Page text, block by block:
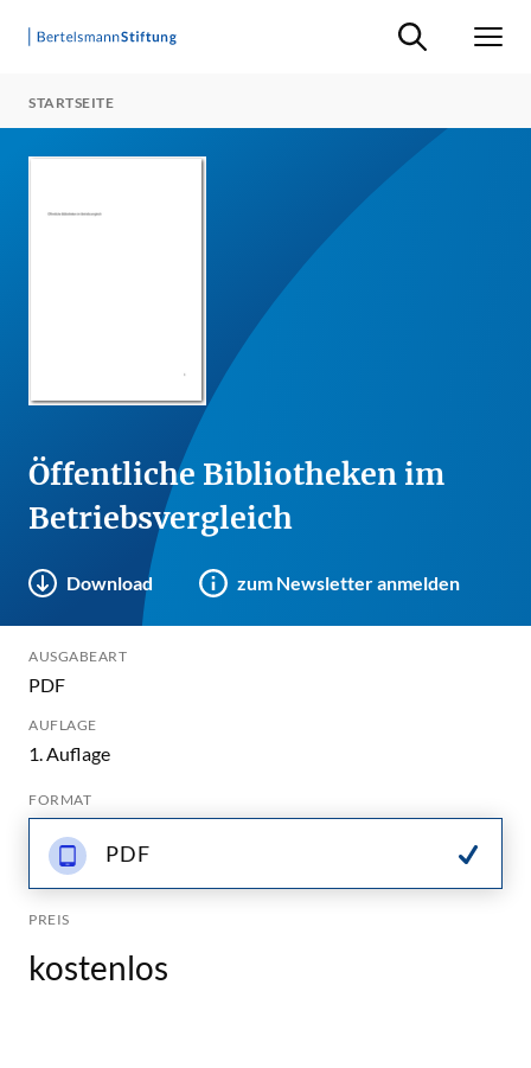
Suche ein-/
STARTSEITE
Öffentliche Bibliotheken im
Betriebsvergleich
Download zum Newsletter anmelden
AUSGABEART
PDF
AUFLAGE
1. Auflage
FORMAT
PDF
PREIS
kostenlos